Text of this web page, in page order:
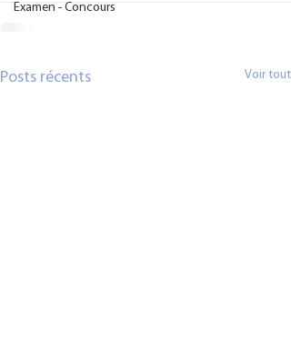
Examen - Concours
Posts récents Voir tout